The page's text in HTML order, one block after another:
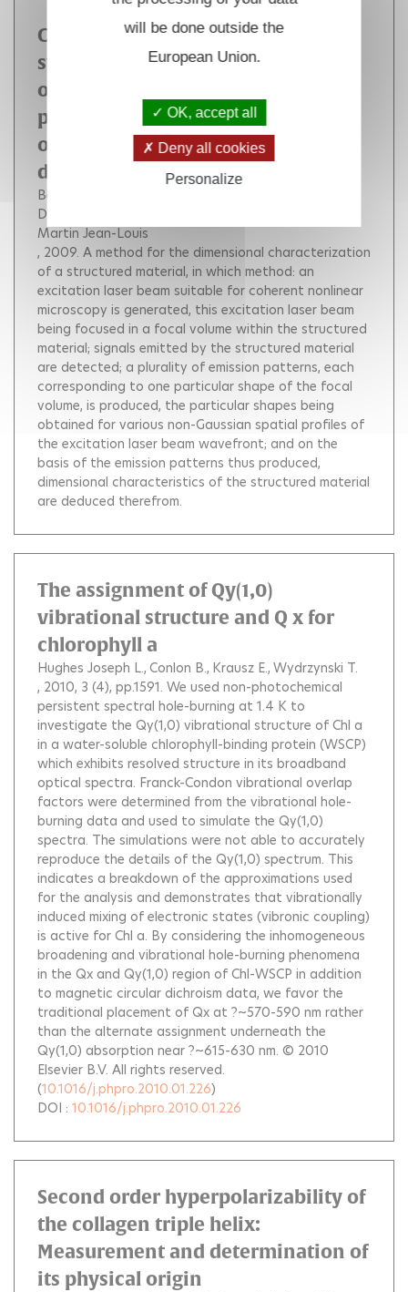
Coherent nonlinear microscopy
system and method with variation
of the focal volume in order to
probe the nanostructure of
organized materials (extension du
dépôt français EP20090769543)
Beaurepaire Emmanuel
Débarre Delphine
Martin Jean-Louis
, 2009. A method for the dimensional characterization
of a structured material, in which method: an
excitation laser beam suitable for coherent nonlinear
microscopy is generated, this excitation laser beam
being focused in a focal volume within the structured
material; signals emitted by the structured material
are detected; a plurality of emission patterns, each
corresponding to one particular shape of the focal
volume, is produced, the particular shapes being
obtained for various non-Gaussian spatial profiles of
the excitation laser beam wavefront; and on the
basis of the emission patterns thus produced,
dimensional characteristics of the structured material
are deduced therefrom.
The assignment of Qy(1,0)
vibrational structure and Q x for
chlorophyll a
Hughes Joseph L. Conlon B. Krausz E. Wydrzynski T.
, 2010, 3 (4), pp.1591. We used non-photochemical
persistent spectral hole-burning at 1.4 K to
investigate the Qy(1,0) vibrational structure of Chl a
in a water-soluble chlorophyll-binding protein (WSCP)
which exhibits resolved structure in its broadband
optical spectra. Franck-Condon vibrational overlap
factors were determined from the vibrational hole-
burning data and used to simulate the Qy(1,0)
spectra. The simulations were not able to accurately
reproduce the details of the Qy(1,0) spectrum. This
indicates a breakdown of the approximations used
for the analysis and demonstrates that vibrationally
induced mixing of electronic states (vibronic coupling)
is active for Chl a. By considering the inhomogeneous
broadening and vibrational hole-burning phenomena
in the Qx and Qy(1,0) region of Chl-WSCP in addition
to magnetic circular dichroism data, we favor the
traditional placement of Qx at ?~570-590 nm rather
than the alternate assignment underneath the
Qy(1,0) absorption near ?~615-630 nm. © 2010
Elsevier B.V. All rights reserved.
(10.1016/j.phpro.2010.01.226)
DOI : 10.1016/j.phpro.2010.01.226
Second order hyperpolarizability of
the collagen triple helix:
Measurement and determination of
its physical origin
will be done outside the
European Union.
OK, accept all
Deny all cookies
Personalize